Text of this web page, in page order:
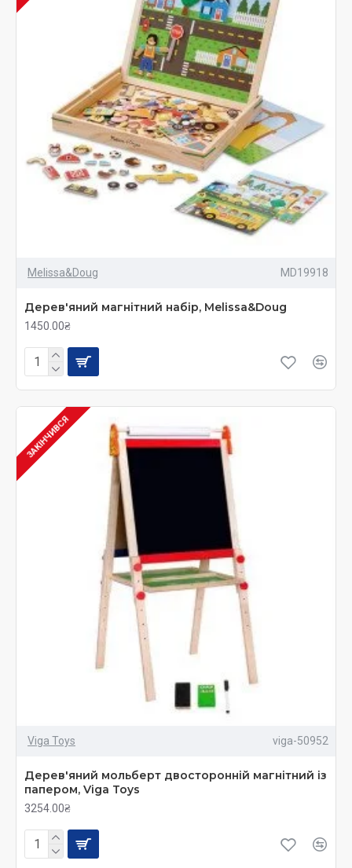
Melissa&Doug MD19918
Дерев'яний магнітний набір, Melissa&Doug
1450.00₴
ЗАКІНЧИВСЯ
Viga Toys viga-50952
Дерев'яний мольберт двосторонній магнітний із
папером, Viga Toys
3254.00₴